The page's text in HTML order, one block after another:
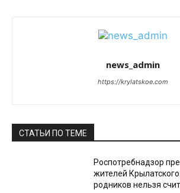
news_admin
https://krylatskoe.com
СТАТЬИ ПО ТЕМЕ
Роспотребнадзор
жителей
родников нельзя